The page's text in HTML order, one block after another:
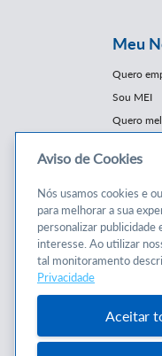
Meu
Quero
Sou MEI
Quero
Cursos
Cursos
Programas
Aviso de Cookies
Nós usamos cookies e
para melhorar a sua
personalizar publicidade
interesse. Ao utilizar
tal monitoramento
Privacidade
Aceitar